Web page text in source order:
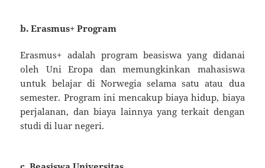
b.Erasmus+ Program
Erasmus+ adalah program beasiswa yang didanai
oleh Uni Eropa dan memungkinkan mahasiswa
untuk belajar di Norwegia selama satu atau dua
semester. Program ini mencakup biaya hidup, biaya
perjalanan, dan biaya lainnya yang terkait dengan
studi di luar negeri.